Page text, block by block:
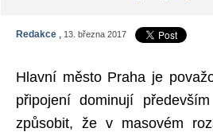
Redakce 13. března 2017
Hlavní město Praha je
připojení dominují
způsobit, že v masovém